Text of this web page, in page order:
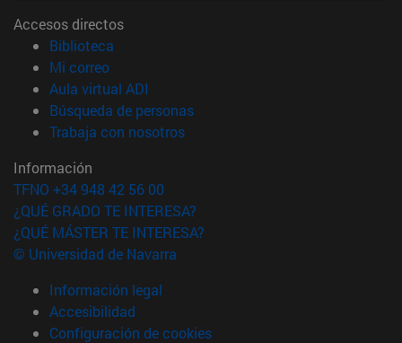
Accesos directos
Biblioteca
Mi correo(abre en nueva ventana)
Aula virtual ADI
Búsqueda de personas(abre en nueva ventana)
Trabaja con nosotros(abre en nueva ventana)
Información
TFNO +34 948 42 56 00
¿QUÉ GRADO TE INTERESA?
¿QUÉ MÁSTER TE INTERESA?
© Universidad de Navarra
Información legal
Accesibilidad
Configuración de cookies